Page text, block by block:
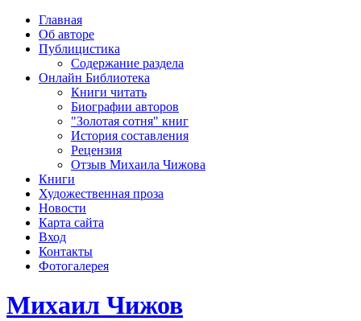
Главная
Об авторе
Публицистика
Содержание раздела
Онлайн Библиотека
Книги читать
Биографии авторов
"Золотая сотня" книг
История составления
Рецензия
Отзыв Михаила Чижова
Книги
Художественная проза
Новости
Карта сайта
Вход
Контакты
Фотогалерея
Михаил Чижов